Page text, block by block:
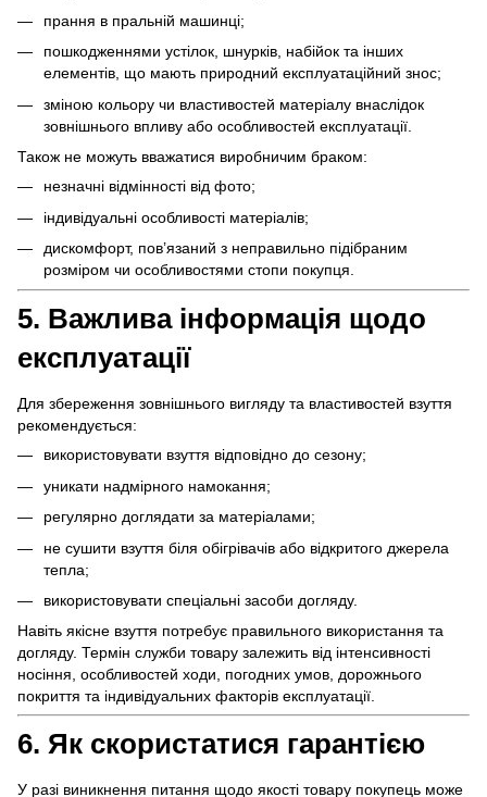
прання в пральній машинці;
пошкодженнями устілок, шнурків, набійок та інших
елементів, що мають природний експлуатаційний знос;
зміною кольору чи властивостей матеріалу внаслідок
зовнішнього впливу або особливостей експлуатації.
Також не можуть вважатися виробничим браком:
незначні відмінності від фото;
індивідуальні особливості матеріалів;
дискомфорт, пов’язаний з неправильно підібраним
розміром чи особливостями стопи покупця.
5. Важлива інформація щодо
експлуатації
Для збереження зовнішнього вигляду та властивостей взуття
рекомендується:
використовувати взуття відповідно до сезону;
уникати надмірного намокання;
регулярно доглядати за матеріалами;
не сушити взуття біля обігрівачів або відкритого джерела
тепла;
використовувати спеціальні засоби догляду.
Навіть якісне взуття потребує правильного використання та
догляду. Термін служби товару залежить від інтенсивності
носіння, особливостей ходи, погодних умов, дорожнього
покриття та індивідуальних факторів експлуатації.
6. Як скористатися гарантією
У разі виникнення питання щодо якості товару покупець може